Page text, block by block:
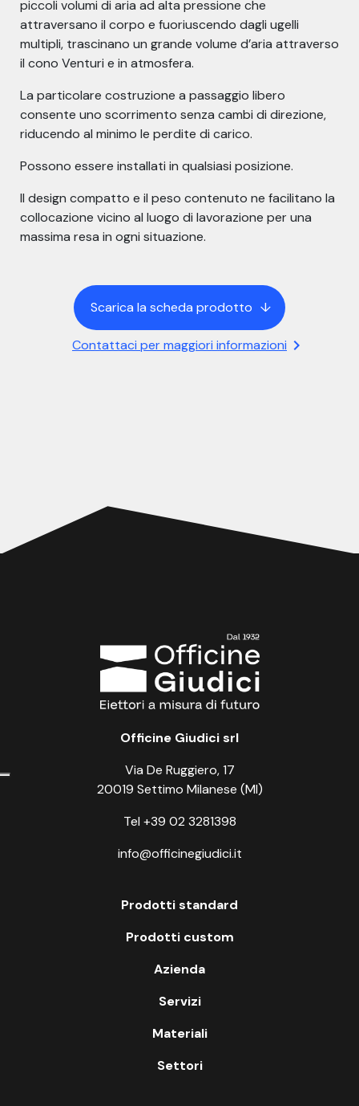
piccoli volumi di aria ad alta pressione che
attraversano il corpo e fuoriuscendo dagli ugelli
multipli, trascinano un grande volume d’aria attraverso
il cono Venturi e in atmosfera.
La particolare costruzione a passaggio libero
consente uno scorrimento senza cambi di direzione,
riducendo al minimo le perdite di carico.
Possono essere installati in qualsiasi posizione.
Il design compatto e il peso contenuto ne facilitano la
collocazione vicino al luogo di lavorazione per una
massima resa in ogni situazione.
Scarica la scheda prodotto arrow_down
Contattaci per maggiori informazioni chevron_right
Officine Giudici srl
Via De Ruggiero, 17
20019 Settimo Milanese (MI)
Tel +39 02 3281398
info@officinegiudici.it
Prodotti standard
Prodotti custom
Azienda
Servizi
Materiali
Settori